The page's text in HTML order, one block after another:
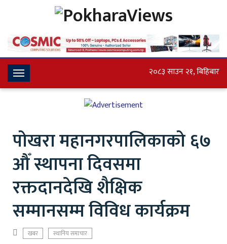
Toggle
Navigation
२०८३ साउन २१, बिहिबार
पोखरा महानगरपालिकाको ६७
औँ स्थापना दिवसमा
रक्तदानदेखि शैक्षिक
सम्मानसम्म विविध कार्यक्रम
खबर स्थानिय समाचार